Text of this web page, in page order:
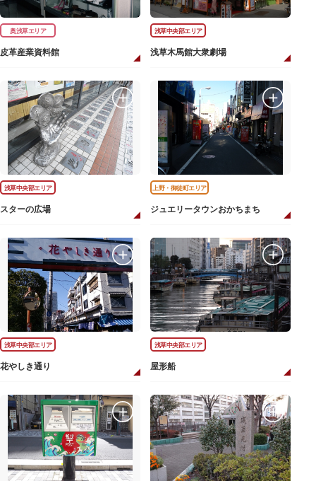
奥浅草エリア
皮革産業資料館
浅草中央部エリア
浅草木馬館大衆劇場
浅草中央部エリア
スターの広場
上野・御徒町エリア
ジュエリータウンおかちまち
浅草中央部エリア
花やしき通り
浅草中央部エリア
屋形船